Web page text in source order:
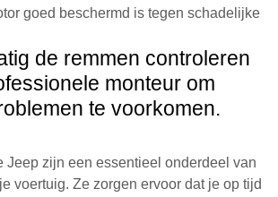
goed beschermd is tegen schadelijke
de remmen controleren
monteur om
te voorkomen.
Jeep zijn een essentieel onderdeel van
voertuig. Ze zorgen ervoor dat je op tijd